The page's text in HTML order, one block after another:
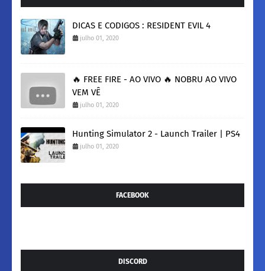
DICAS E CODIGOS : RESIDENT EVIL 4
julho 01, 2020
🔥 FREE FIRE - AO VIVO 🔥 NOBRU AO VIVO
VEM VÊ
julho 01, 2020
Hunting Simulator 2 - Launch Trailer | PS4
julho 01, 2020
FACEBOOK
DISCORD